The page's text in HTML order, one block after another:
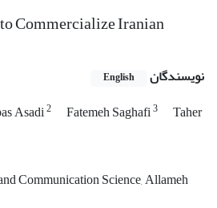
Commercialize Iranian
نویسندگان English
Asadi2 Fatemeh Saghafi3
Taher
Communication Science, Allameh